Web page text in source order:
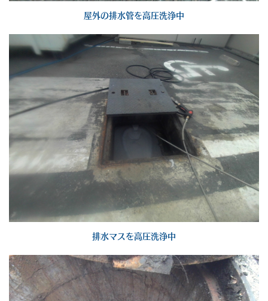
屋外の排水管を高圧洗浄中
排水マスを高圧洗浄中